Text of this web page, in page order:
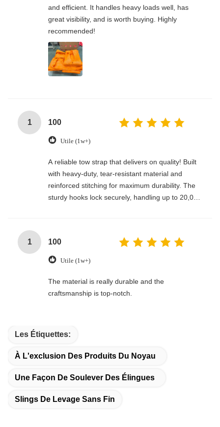
and efficient. It handles heavy loads well, has
great visibility, and is worth buying. Highly
recommended!
1 100
Utile (1w+)
A reliable tow strap that delivers on quality! Built
with heavy-duty, tear-resistant material and
reinforced stitching for maximum durability. The
sturdy hooks lock securely, handling up to 20,000
1 100
Utile (1w+)
The material is really durable and the
craftsmanship is top-notch.
Les Étiquettes:
À L'exclusion Des Produits Du Noyau
Une Façon De Soulever Des Élingues
Slings De Levage Sans Fin